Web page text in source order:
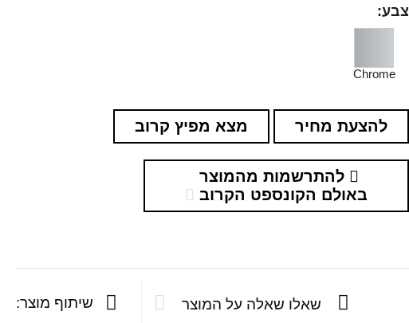
צבע:
Chrome
להצעת מחיר מצא מפיץ קרוב
להתרשמות מהמוצר
באולם הקונספט הקרוב
שאלו שאלה על המוצר שיתוף מוצר: